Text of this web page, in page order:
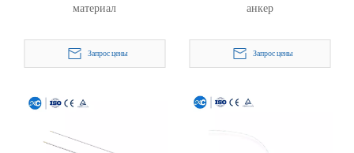
материал
Запрос цены
анкер
Запрос цены